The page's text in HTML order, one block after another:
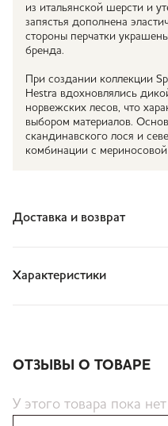
из итальянской шерсти и
запястья дополнена
стороны перчатки
бренда.
При создании коллекции
Hestra вдохновлялись
норвежских лесов, что
выбором материалов.
скандинавского лося и
комбинации с
Доставка и возврат
Характеристики
ОТЗЫВЫ О ТОВАРЕ
У этого товара пока